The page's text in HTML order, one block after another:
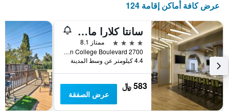
الذي
أيام
الأسبوع.
يتضمن
المخطط
التالي
1
محور
Y
الذي
عرض كافة أماكن إقامة 124
سانتا كلارا ماريوت
4 نجوم
ممتاز 8.1
2700 Mission College Boulevard, سانتا كلارا, CA, الولايات المتحدة الأميريكية
4.4 كيلومتر عن وسط المدينة
583 ﷼
عرض الصفقة